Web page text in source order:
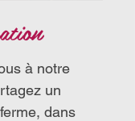
à notre
un
dans